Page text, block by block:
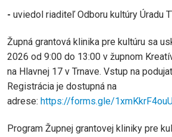
- uviedol riaditeľ Odboru kultúry Úradu
Župná grantová klinika pre kultúru sa
2026 od 9:00 do 13:00 v župnom
na Hlavnej 17 v Trnave. Vstup na
Registrácia je dostupná na
adrese: https://forms.gle/
Program Župnej grantovej kliniky pre